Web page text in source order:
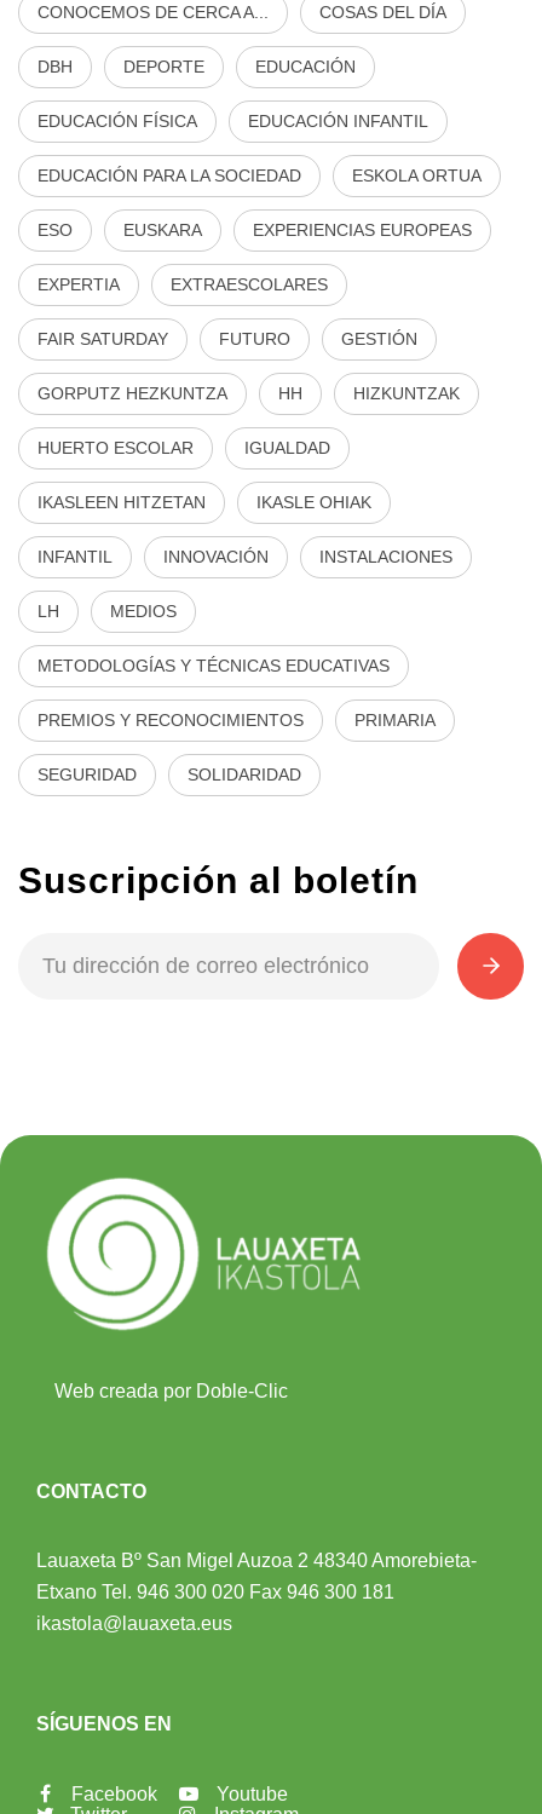
CONOCEMOS DE CERCA A... COSAS DEL DÍA
DBH DEPORTE EDUCACIÓN
EDUCACIÓN FÍSICA EDUCACIÓN INFANTIL
EDUCACIÓN PARA LA SOCIEDAD ESKOLA ORTUA
ESO EUSKARA EXPERIENCIAS EUROPEAS
EXPERTIA EXTRAESCOLARES
FAIR SATURDAY FUTURO GESTIÓN
GORPUTZ HEZKUNTZA HH HIZKUNTZAK
HUERTO ESCOLAR IGUALDAD
IKASLEEN HITZETAN IKASLE OHIAK
INFANTIL INNOVACIÓN INSTALACIONES
LH MEDIOS
METODOLOGÍAS Y TÉCNICAS EDUCATIVAS
PREMIOS Y RECONOCIMIENTOS PRIMARIA
SEGURIDAD SOLIDARIDAD
Suscripción al boletín
Web creada por Doble-Clic
CONTACTO
Lauaxeta Bº San Migel Auzoa 2 48340 Amorebieta-
Etxano Tel. 946 300 020 Fax 946 300 181
ikastola@lauaxeta.eus
SÍGUENOS EN
Facebook
Youtube